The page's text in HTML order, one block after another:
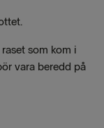
som kom i
vara beredd på